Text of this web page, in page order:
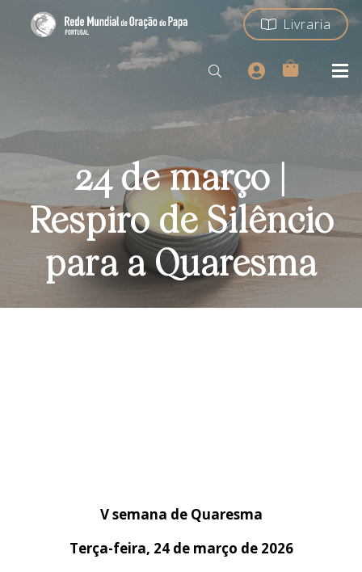
Livraria
24 de março |
Respiro de Silêncio
para a Quaresma
V semana de Quaresma
Terça-feira, 24 de março de 2026